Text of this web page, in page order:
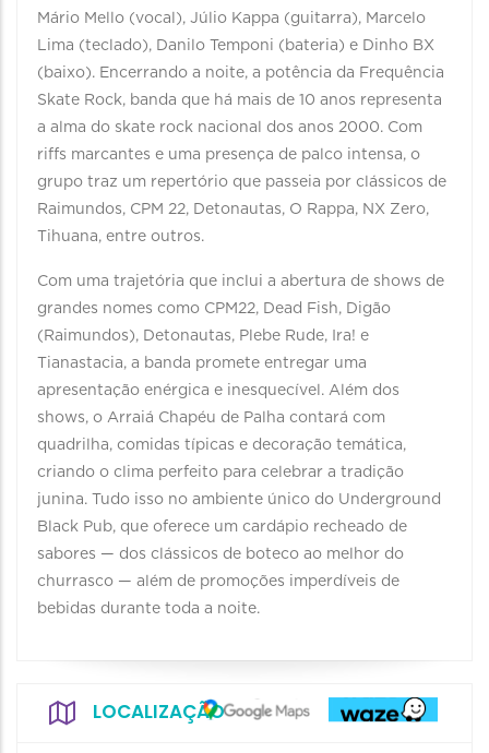
Mário Mello (vocal), Júlio Kappa (guitarra), Marcelo
Lima (teclado), Danilo Temponi (bateria) e Dinho BX
(baixo). Encerrando a noite, a potência da Frequência
Skate Rock, banda que há mais de 10 anos representa
a alma do skate rock nacional dos anos 2000. Com
riffs marcantes e uma presença de palco intensa, o
grupo traz um repertório que passeia por clássicos de
Raimundos, CPM 22, Detonautas, O Rappa, NX Zero,
Tihuana, entre outros.
Com uma trajetória que inclui a abertura de shows de
grandes nomes como CPM22, Dead Fish, Digão
(Raimundos), Detonautas, Plebe Rude, Ira! e
Tianastacia, a banda promete entregar uma
apresentação enérgica e inesquecível. Além dos
shows, o Arraiá Chapéu de Palha contará com
quadrilha, comidas típicas e decoração temática,
criando o clima perfeito para celebrar a tradição
junina. Tudo isso no ambiente único do Underground
Black Pub, que oferece um cardápio recheado de
sabores — dos clássicos de boteco ao melhor do
churrasco — além de promoções imperdíveis de
bebidas durante toda a noite.
LOCALIZAÇÃO